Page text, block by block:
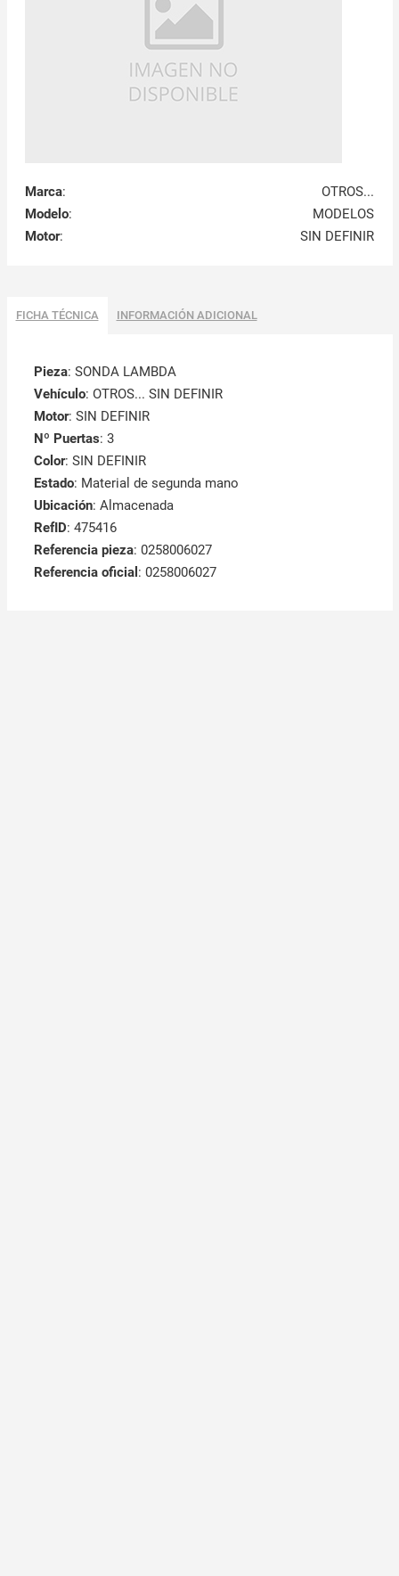
Marca:
OTROS...
Modelo:
MODELOS
Motor: SIN DEFINIR
FICHA TÉCNICA INFORMACIÓN ADICIONAL
Pieza: SONDA LAMBDA
Vehículo: OTROS... SIN DEFINIR
Motor: SIN DEFINIR
Nº Puertas: 3
Color: SIN DEFINIR
Estado: Material de segunda mano
Ubicación: Almacenada
RefID: 475416
Referencia pieza: 0258006027
Referencia oficial : 0258006027